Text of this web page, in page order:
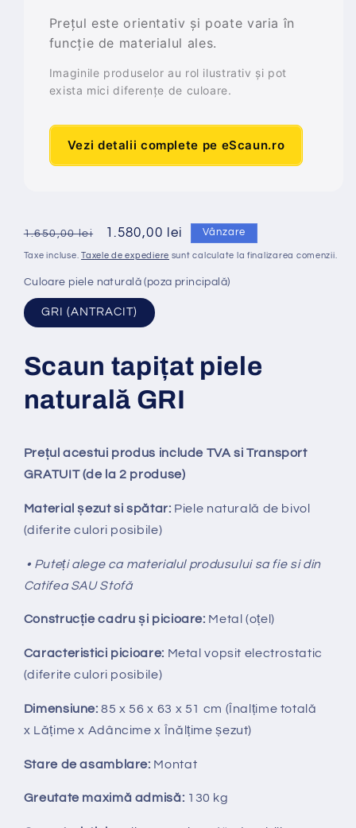
Prețul este orientativ și poate varia în
funcție de materialul ales.
Imaginile produselor au rol ilustrativ și pot
exista mici diferențe de culoare.
Vezi detalii complete pe eScaun.ro
Preț
obișnuit
1.650,00 lei
Preț
redus
1.580,00 lei Vânzare
Taxe incluse.Taxele de expediere sunt calculate la finalizarea comenzii.
Culoare piele naturală (poza principală)
GRI (ANTRACIT)
Scaun tapițat piele
naturală GRI
Prețul acestui produs include TVA si Transport
GRATUIT (de la 2 produse)
Material șezut si spătar: Piele naturală de bivol
(diferite culori posibile)
• Puteți alege ca materialul produsului sa fie si din
Catifea SAU Stofă
Construcție cadru și picioare: Metal (oțel)
Caracteristici picioare: Metal vopsit electrostatic
(diferite culori posibile)
Dimensiune: 85 x 56 x 63 x 51 cm (Înalțime totală
x Lățime x Adâncime x Înălțime șezut)
Stare de asamblare: Montat
Greutate maximă admisă: 130 kg